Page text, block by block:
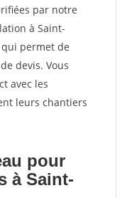
par notre
à Saint-
permet de
devis. Vous
avec les
leurs chantiers
pour
à Saint-